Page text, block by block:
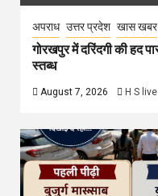
अपराध उत्तर प्रदेश खास खबर
गोरखपुर में दरिंदगी की हद
स्तब्ध
August 7, 2026 H S